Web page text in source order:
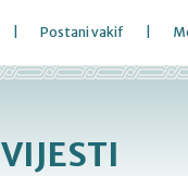
Postani vakif
VIJESTI